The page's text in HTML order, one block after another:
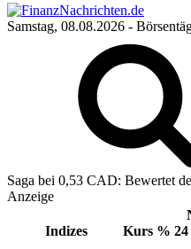
Samstag, 08.08.2026 -
Saga bei 0,53 CAD: Bewertet
Anzeige
Indizes Kurs %